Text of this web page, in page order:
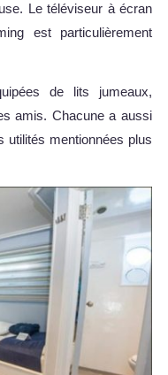
Le téléviseur à écran
est particulièrement
de lits jumeaux,
amis. Chacune a aussi
utilités mentionnées plus